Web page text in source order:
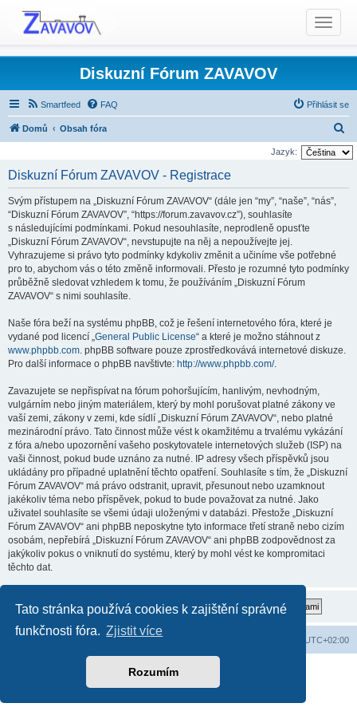
Tato stránka používá cookies k zajištění správné
funkčnosti fóra. Zjistit více
Rozumím
T
o
g
l
e
n
v
g
a
n
Diskuzní Fórum ZAVAVOV
Smartfeed FAQ Přihlásit se
Domů Obsah fóra
l
Jazyk:
Diskuzní Fórum ZAVAVOV - Registrace
Svým přístupem na „Diskuzní Fórum ZAVAVOV“ (dále jen “my”, “naše”, “nás”,
“Diskuzní Fórum ZAVAVOV”, “https://forum.zavavov.cz”), souhlasíte
s následujícími podmínkami. Pokud nesouhlasíte, neprodleně opusťte
„Diskuzní Fórum ZAVAVOV“, nevstupujte na něj a nepoužívejte jej.
Vyhrazujeme si právo tyto podmínky kdykoliv změnit a učiníme vše potřebné
pro to, abychom vás o této změně informovali. Přesto je rozumné tyto podmínky
průběžně sledovat vzhledem k tomu, že používáním „Diskuzní Fórum
ZAVAVOV“ s nimi souhlasíte.
Naše fóra beží na systému phpBB, což je řešení internetového fóra, které je
vydané pod licencí „General Public License“ a které je možno stáhnout z
www.phpbb.com. phpBB software pouze zprostředkovává internetové diskuze.
Pro další informace o phpBB navštivte: http://www.phpbb.com/.
Zavazujete se nepřispívat na fórum pohoršujícím, hanlivým, nevhodným,
vulgárním nebo jiným materiálem, který by mohl porušovat platné zákony ve
vaší zemi, zákony v zemi, kde sídlí „Diskuzní Fórum ZAVAVOV“, nebo platné
mezinárodní právo. Tato činnost může vést k okamžitému a trvalému vykázání
z fóra a/nebo upozornění vašeho poskytovatele internetových služeb (ISP) na
vaši činnost, pokud bude uznáno za nutné. IP adresy všech příspěvků jsou
ukládány pro případné uplatnění těchto opatření. Souhlasíte s tím, že „Diskuzní
Fórum ZAVAVOV“ má právo odstranit, upravit, přesunout nebo uzamknout
jakékoliv téma nebo příspěvek, pokud to bude považovat za nutné. Jako
uživatel souhlasíte se všemi údaji uloženými v databázi. Přestože „Diskuzní
Fórum ZAVAVOV“ ani phpBB neposkytne tyto informace třetí straně nebo cizím
osobám, nepřebírá „Diskuzní Fórum ZAVAVOV“ ani phpBB zodpovědnost za
jakýkoliv pokus o vniknutí do systému, který by mohl vést ke kompromitaci
těchto dat.
Obsah fóra UTC+02:00
Smazat cookies
phpBB
® Forum Software © phpBB Limited